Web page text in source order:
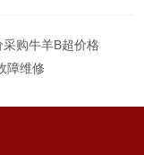
购牛羊B超价格
障维修